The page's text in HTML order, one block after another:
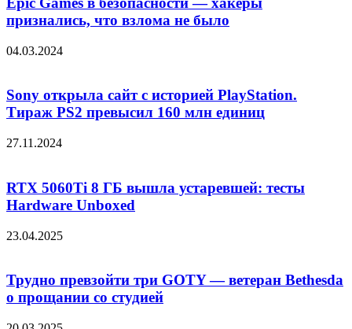
признались, что взлома не было
04.03.2024
Sony открыла сайт с историей PlayStation.
Тираж PS2 превысил 160 млн единиц
27.11.2024
RTX 5060Ti 8 ГБ вышла устаревшей: тесты
Hardware Unboxed
23.04.2025
Трудно превзойти три GOTY — ветеран Bethesda
о прощании со студией